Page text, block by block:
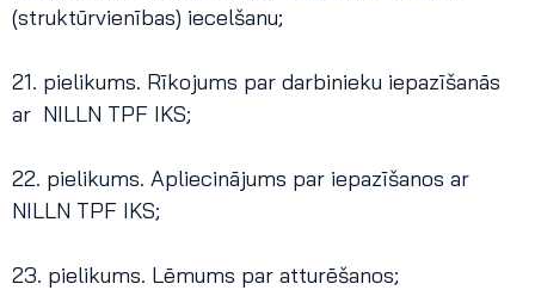
(struktūrvienības) iecelšanu;
21. pielikums. Rīkojums par darbinieku iepazīšanās
ar NILLN TPF IKS;
22. pielikums. Apliecinājums par iepazīšanos ar
NILLN TPF IKS;
23. pielikums. Lēmums par atturēšanos;